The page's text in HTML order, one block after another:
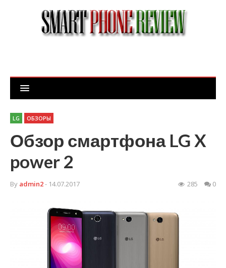
LG ОБЗОРЫ
Обзор смартфона LG X
power 2
By admin2- 14.07.2017 285 0